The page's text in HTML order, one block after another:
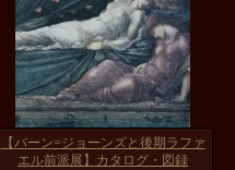
【バーン=ジョーンズと後期ラファ
エル前派展】カタログ・図録